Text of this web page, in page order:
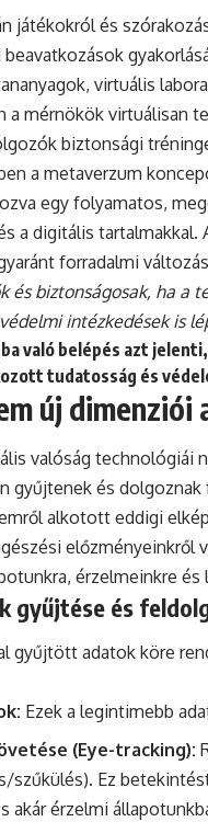
játékokról és
virtuális
a mérnökök virtuálisan
biztonsági
a metaverzum
egy folyamatos,
a digitális
forradalmi
biztonságosak, ha a
intézkedések is
való belépés azt
tudatosság és
új dimenziói
valóság technológiái
gyűjtenek és
alkotott eddigi
előzményeinkről
érzelmeinkre
gyűjtése és
gyűjtött adatok köre
Ezek a legintimebb
(Eye-tracking):
szűkülés). Ez
akár érzelmi